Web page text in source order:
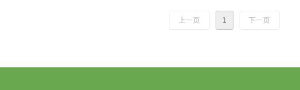
上一页 1 下一页